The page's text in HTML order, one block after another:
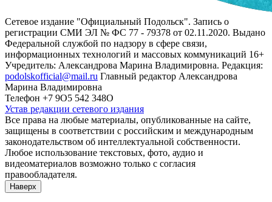
Сетевое издание "Официальный Подольск". Запись о
регистрации СМИ ЭЛ № ФС 77 - 79378 от 02.11.2020. Выдано
Федеральной службой по надзору в сфере связи,
информационных технологий и массовых коммуникаций 16+
Учредитель: Александрова Марина Владимировна. Редакция:
podolskofficial@mail.ru Главный редактор Александрова
Марина Владимировна
Телефон +7 9О5 542 348О
Устав редакции сетевого издания
Все права на любые материалы, опубликованные на сайте,
защищены в соответствии с российским и международным
законодательством об интеллектуальной собственности.
Любое использование текстовых, фото, аудио и
видеоматериалов возможно только с согласия
правообладателя.
Наверх